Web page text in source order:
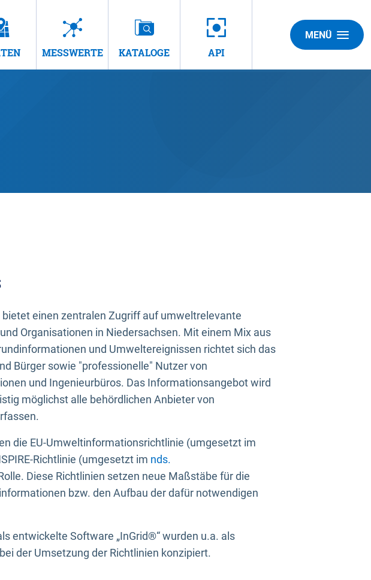
MESSWERTE KATALOGE API
MENÜ
einen zentralen Zugriff auf umweltrelevante
Organisationen in Niedersachsen. Mit einem Mix aus
und Umweltereignissen richtet sich das
Bürger sowie "professionelle" Nutzer von
und Ingenieurbüros. Das Informationsangebot wird
möglichst alle behördlichen Anbieter von
die EU-Umweltinformationsrichtlinie (umgesetzt im
Richtlinie (umgesetzt im nds.
Diese Richtlinien setzen neue Maßstäbe für die
bzw. den Aufbau der dafür notwendigen
entwickelte Software „InGrid®“ wurden u.a. als
der Umsetzung der Richtlinien konzipiert.